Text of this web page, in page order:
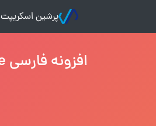
پرشین اسکریپت
افزونه فارسی Booster Plus for WooCommerce